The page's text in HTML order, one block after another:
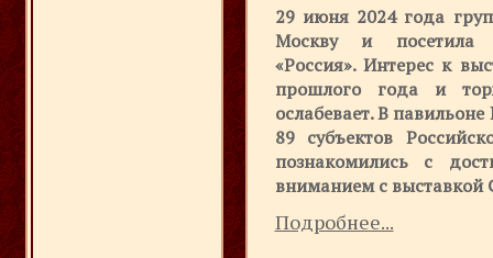
29 июня 2024 года
Москву и посетила
«Россия». Интерес к
прошлого года и
ослабевает. В
89 субъектов
познакомились с
вниманием с выставкой
Подробнее...